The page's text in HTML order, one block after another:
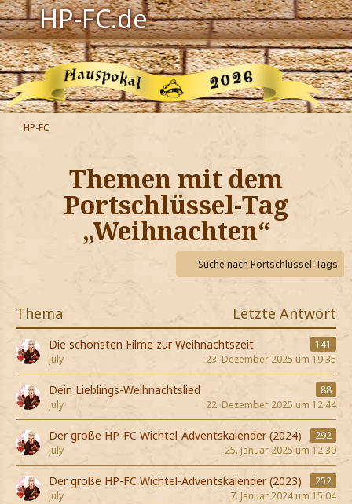
HP-FC.de
Navigation
Harry Potter
Der HP-FC
Hogwarts
Zauberwelt
Willkommen
Jetzt Fanclub-Mitglied werden!
HP-FC
Themen mit dem
Portschlüssel-Tag
„Weihnachten“
Suche nach Portschlüssel-Tags
Thema Letzte Antwort
Die schönsten Filme zur Weihnachtszeit
141
July
23. Dezember 2025 um 19:35
Dein Lieblings-Weihnachtslied
88
July
22. Dezember 2025 um 12:44
Der große HP-FC Wichtel-Adventskalender (2024)
292
July
25. Januar 2025 um 12:30
Der große HP-FC Wichtel-Adventskalender (2023)
252
July
7. Januar 2024 um 15:04